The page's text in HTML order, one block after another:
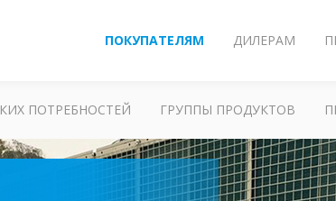
ПОКУПАТЕЛЯМ ДИЛЕРАМ
ПОТРЕБНОСТЕЙ ГРУППЫ ПРОДУКТОВ